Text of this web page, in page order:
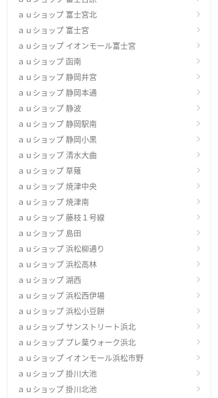
ａｕショップ 富士宮北
ａｕショップ 富士宮
ａｕショップ イオンモール富士宮
ａｕショップ 函南
ａｕショップ 静岡井宮
ａｕショップ 静岡本通
ａｕショップ 静波
ａｕショップ 静岡駅南
ａｕショップ 静岡小黒
ａｕショップ 清水大曲
ａｕショップ 草薙
ａｕショップ 焼津中央
ａｕショップ 焼津南
ａｕショップ 藤枝１号線
ａｕショップ 島田
ａｕショップ 浜松柳通り
ａｕショップ 浜松高林
ａｕショップ 湖西
ａｕショップ 浜松西伊場
ａｕショップ 浜松小豆餅
ａｕショップ サンストリート浜北
ａｕショップ プレ葉ウォーク浜北
ａｕショップ イオンモール浜松市野
ａｕショップ 掛川大池
ａｕショップ 掛川北池